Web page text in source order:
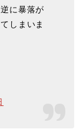
に暴落が
しまいま